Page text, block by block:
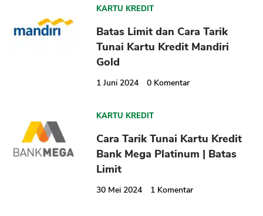
KARTU KREDIT
Batas Limit dan Cara Tarik
Tunai Kartu Kredit Mandiri
Gold
1 Juni 2024 0 Komentar
KARTU KREDIT
Cara Tarik Tunai Kartu Kredit
Bank Mega Platinum | Batas
Limit
30 Mei 2024 1 Komentar